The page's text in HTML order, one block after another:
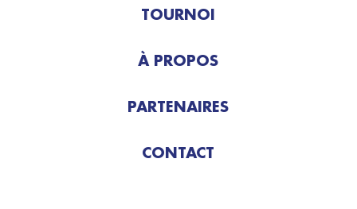
TOURNOI
À PROPOS
PARTENAIRES
CONTACT